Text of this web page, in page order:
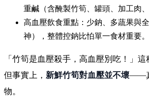
重鹹（含醃製竹筍、罐頭、加工肉、
高血壓飲食重點：少鈉、多蔬果與
神），整體控鈉比怕單一食材重要。
「竹筍是血壓殺手，高血壓別吃！」這
但事實上， 新鮮竹筍對血壓並不壞——
物。